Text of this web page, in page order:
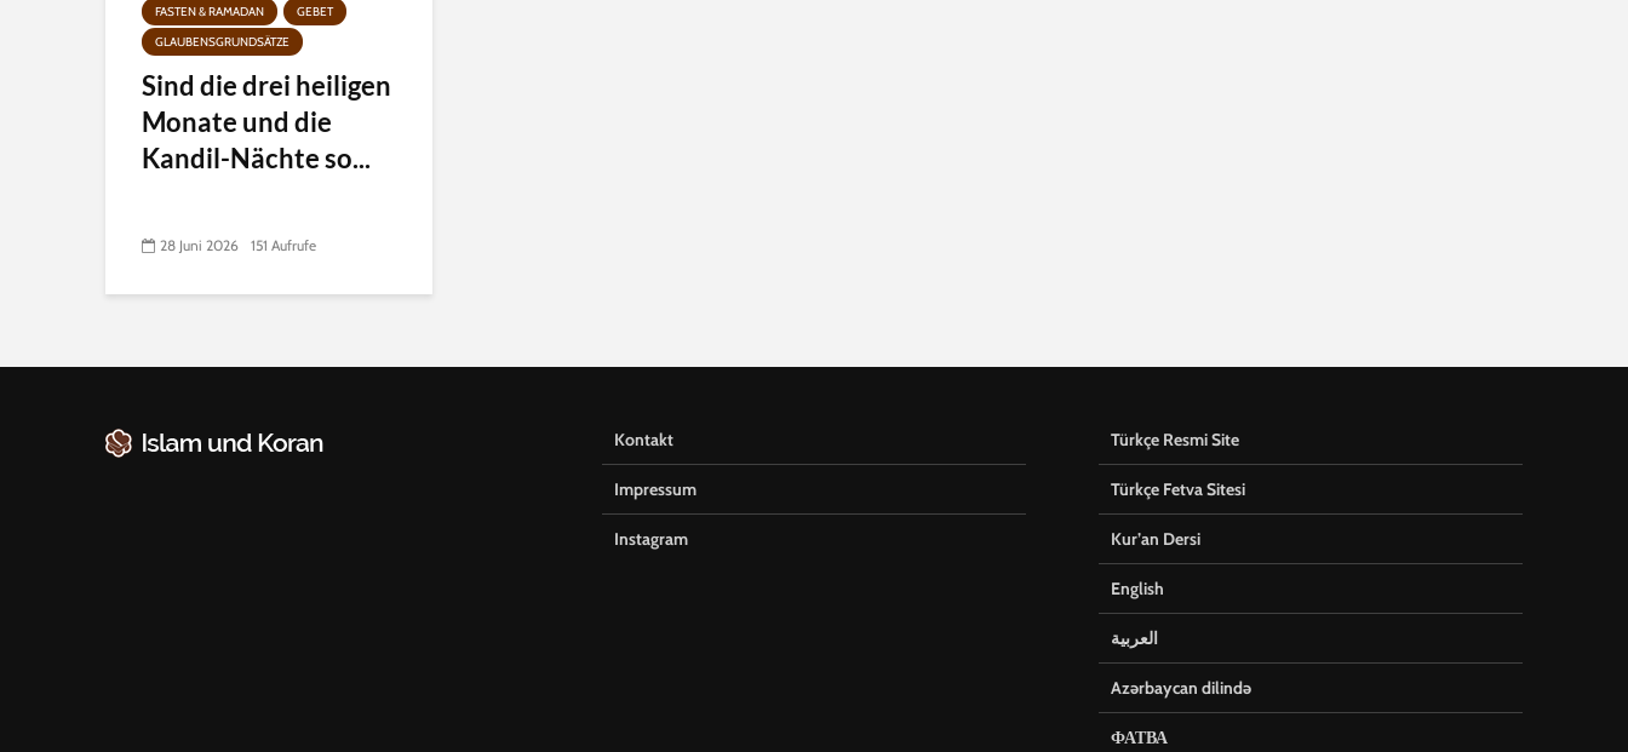
FASTEN & RAMADAN
GEBET
GLAUBENSGRUNDSÄTZE
Sind die drei heiligen
Monate und die
Kandil-Nächte so...
28 Juni 2026 151 Aufrufe
Kontakt
Impressum
Instagram
Türkçe Resmi Site
Türkçe Fetva Sitesi
Kur’an Dersi
English
العربية
Azərbaycan dilində
ФАТВА